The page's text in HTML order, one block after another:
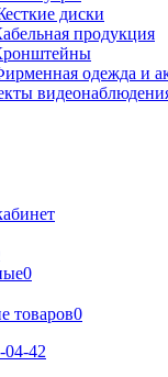
диски
продукция
одежда и
0
товаров0
04-42